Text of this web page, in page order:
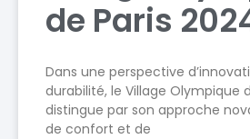
de Paris
Dans une perspective
durabilité, le Village Olympique
distingue par son approche
de confort et de